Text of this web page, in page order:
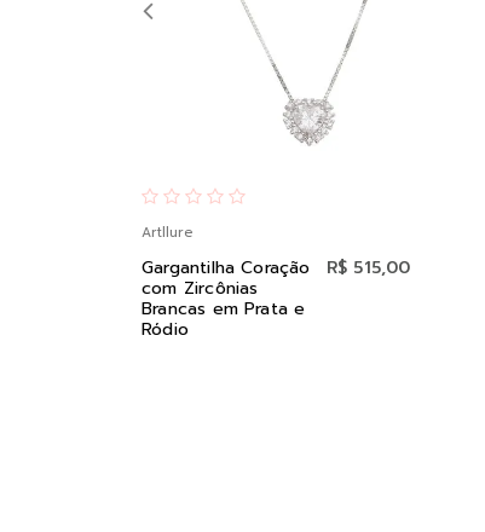
Artllure
Gargantilha Coração
com Zircônias
Brancas em Prata e
Ródio
R$ 515,00